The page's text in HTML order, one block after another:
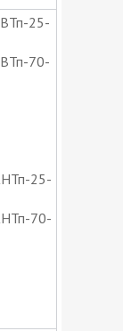
25-
70-
25-
70-